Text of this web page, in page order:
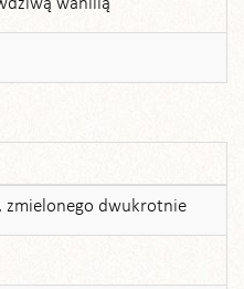
zmielonego dwukrotnie